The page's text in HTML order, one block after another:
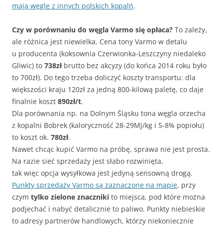
mają węgle z innych polskich kopalń.
Czy w porównaniu do węgla Varmo się opłaca? To zależy,
ale różnica jest niewielka. Cena tony Varmo w detalu
u producenta (koksownia Czerwionka-Leszczyny niedaleko
Gliwic) to 738złbrutto bez akcyzy (do końca 2014 roku było
to 700zł). Do tego trzeba doliczyć koszty transportu: dla
większości kraju 120zł za jedną 800-kilową paletę, co daje
finalnie koszt 890zł/t.
Dla porównania np. na Dolnym Śląsku tona węgla orzecha
z kopalni Bobrek (kaloryczność 28-29MJ/kg i 5-8% popiołu)
to koszt ok. 780zł.
Nawet chcąc kupić Varmo na próbę, sprawa nie jest prosta.
Na razie sieć sprzedaży jest słabo rozwinięta,
tak więc opcja wysyłkowa jest jedyną sensowną drogą.
Punkty sprzedaży Varmo są zaznaczone na mapie, przy
czym tylko zielone znaczniki to miejsca, pod które można
podjechać i nabyć detalicznie to paliwo. Punkty niebieskie
to adresy partnerów handlowych, którzy niekoniecznie